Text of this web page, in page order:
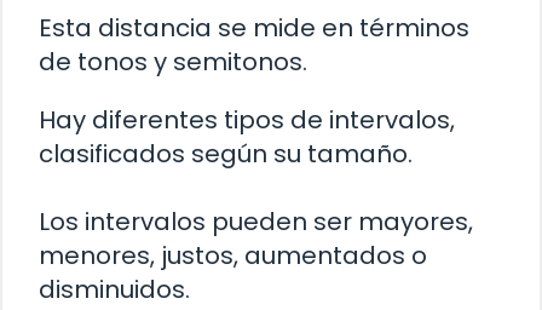
Esta distancia se mide en términos
de tonos y semitonos.
Hay diferentes tipos de intervalos,
clasificados según su tamaño.
Los intervalos pueden ser mayores,
menores, justos, aumentados o
disminuidos.